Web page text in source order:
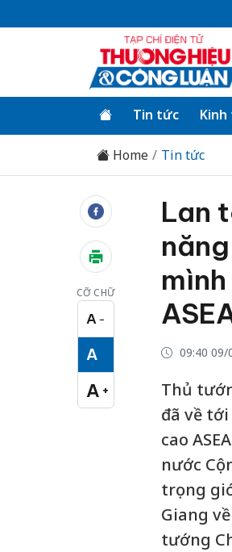
Tin tức Kinh
Home Tin tức
CỠ CHỮ
A −
Cỡ chữ nhỏ
A
Cỡ chữ vừa
A +
Cỡ chữ lớn
Lan
09:40 09/
Thủ
đã về
cao
nước
trọng
Giang
tướng